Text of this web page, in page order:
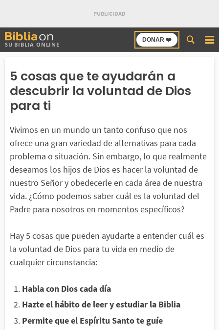
SU BIBLIA ONLINE
DONAR ❤️
Buscar
en
5 cosas que te ayudarán a
descubrir la voluntad de Dios
para ti
Vivimos en un mundo un tanto confuso que nos
ofrece una gran variedad de alternativas para cada
problema o situación. Sin embargo, lo que realmente
deseamos los hijos de Dios es hacer la voluntad de
nuestro Señor y obedecerle en cada área de nuestra
vida. ¿Cómo podemos saber cuál es la voluntad del
Padre para nosotros en momentos específicos?
Hay 5 cosas que pueden ayudarte a entender cuál es
la voluntad de Dios para tu vida en medio de
cualquier circunstancia:
Habla con Dios cada día
Hazte el hábito de leer y estudiar la Biblia
Permite que el Espíritu Santo te guíe